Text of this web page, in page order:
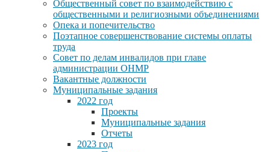
Общественный совет по взаимодействию с
общественными и религиозными объединениями
Опека и попечительство
Поэтапное совершенствование системы оплаты
труда
Совет по делам инвалидов при главе
администрации ОНМР
Вакантные должности
Муниципальные задания
2022 год
Проекты
Муниципальные задания
Отчеты
2023 год